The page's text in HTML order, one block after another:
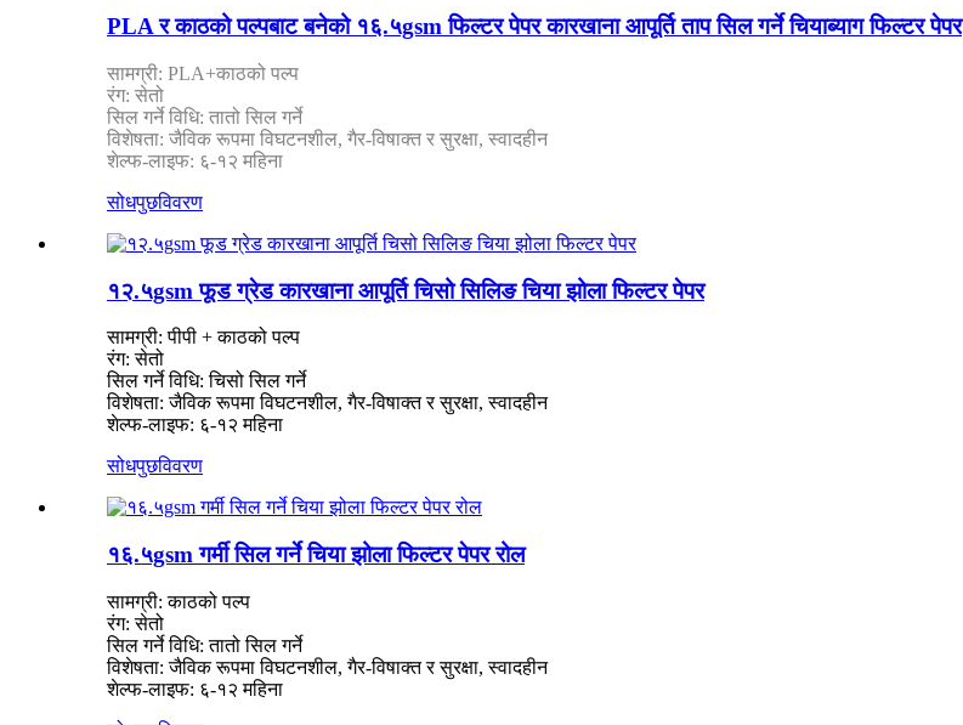
PLA र काठको पल्पबाट बनेको १६.५gsm फिल्टर पेपर कारखाना आपूर्ति ताप सिल गर्ने चियाब्याग फिल्टर पेपर
सामग्री: PLA+काठको पल्प
रंग: सेतो
सिल गर्ने विधि: तातो सिल गर्ने
विशेषता: जैविक रूपमा विघटनशील, गैर-विषाक्त र सुरक्षा, स्वादहीन
शेल्फ-लाइफ: ६-१२ महिना
सोधपुछविवरण
१२.५gsm फूड ग्रेड कारखाना आपूर्ति चिसो सिलिङ चिया झोला फिल्टर पेपर
सामग्री: पीपी + काठको पल्प
रंग: सेतो
सिल गर्ने विधि: चिसो सिल गर्ने
विशेषता: जैविक रूपमा विघटनशील, गैर-विषाक्त र सुरक्षा, स्वादहीन
शेल्फ-लाइफ: ६-१२ महिना
सोधपुछविवरण
१६.५gsm गर्मी सिल गर्ने चिया झोला फिल्टर पेपर रोल
सामग्री: काठको पल्प
रंग: सेतो
सिल गर्ने विधि: तातो सिल गर्ने
विशेषता: जैविक रूपमा विघटनशील, गैर-विषाक्त र सुरक्षा, स्वादहीन
शेल्फ-लाइफ: ६-१२ महिना